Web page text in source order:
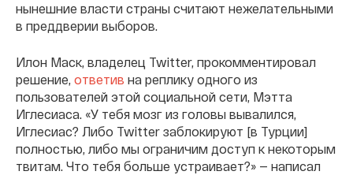
нынешние власти страны считают нежелательными
в преддверии выборов.
Илон Маск, владелец Twitter, прокомментировал
решение, ответив на реплику одного из
пользователей этой социальной сети, Мэтта
Иглесиаса. «У тебя мозг из головы вывалился,
Иглесиас? Либо Twitter заблокируют [в Турции]
полностью, либо мы ограничим доступ к некоторым
твитам. Что тебя больше устраивает?» — написал